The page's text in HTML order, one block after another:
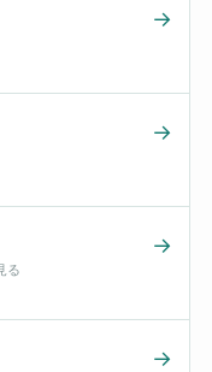
→
→
る
→
→